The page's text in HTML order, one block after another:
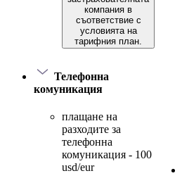
компания в
съответствие с
условията на
тарифния план.
Телефонна
комуникация
плащане на
разходите за
телефонна
комуникация - 100
usd/eur